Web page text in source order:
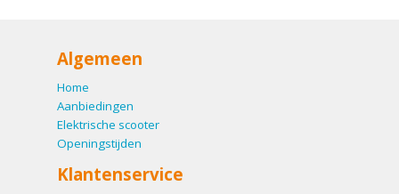
Algemeen
Home
Aanbiedingen
Elektrische scooter
Openingstijden
Klantenservice